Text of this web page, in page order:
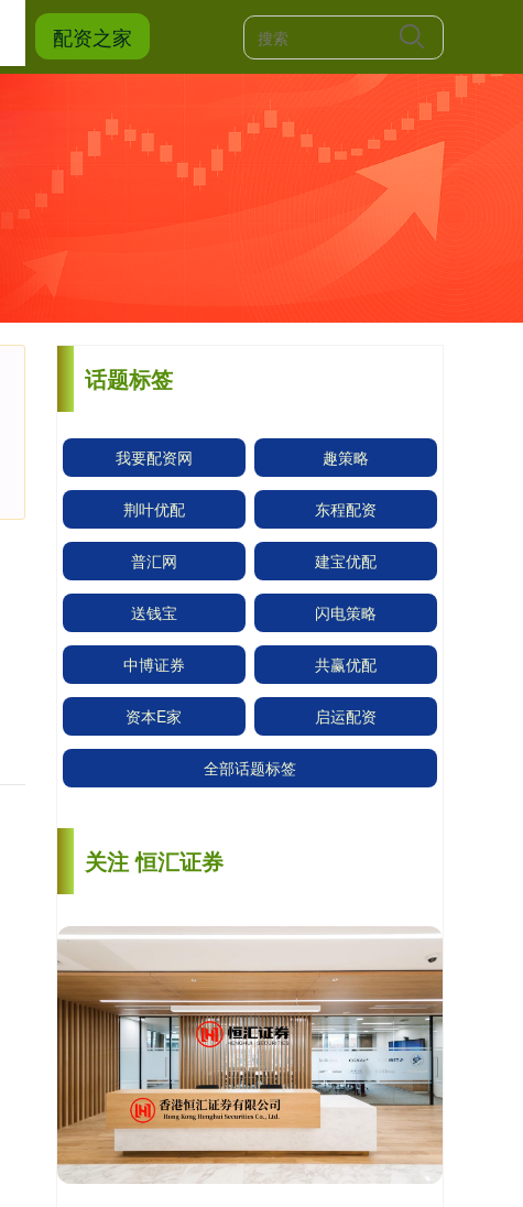
配资之家
话题标签
我要配资网 趣策略
荆叶优配 东程配资
普汇网 建宝优配
送钱宝 闪电策略
中博证券 共赢优配
资本E家 启运配资
全部话题标签
关注 恒汇证券